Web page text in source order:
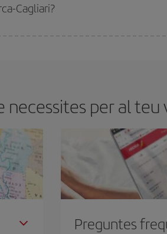
Cagliari?
per al teu
Preguntes